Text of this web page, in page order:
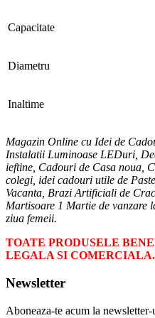
Capacitate
Diametru
Inaltime
Magazin Online cu Idei de
Instalatii Luminoase LEDuri,
ieftine, Cadouri de Casa noua,
colegi, idei cadouri utile de
Vacanta, Brazi Artificiali de
Martisoare 1 Martie de vanzare
ziua femeii.
TOATE PRODUSELE
LEGALA SI COMERCIALA.
Newsletter
Aboneaza-te acum la newsletter-